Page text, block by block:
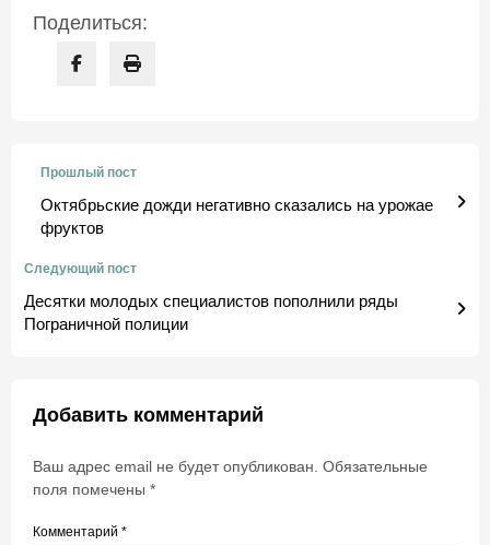
Поделиться:
Прошлый пост
Октябрьские дожди негативно сказались на урожае
фруктов
Следующий пост
Десятки молодых специалистов пополнили ряды
Пограничной полиции
Добавить комментарий
Ваш адрес email не будет опубликован. Обязательные
поля помечены *
Комментарий *